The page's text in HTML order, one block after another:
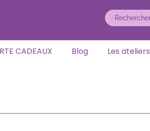
CADEAUX Blog Les ateliers